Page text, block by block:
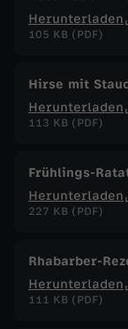
Herunterladen
105 KB (PDF)
Hirse mit
Herunterladen
113 KB (PDF)
Frühlings-
Herunterladen
227 KB (PDF)
Rhabarber-
Herunterladen
111 KB (PDF)